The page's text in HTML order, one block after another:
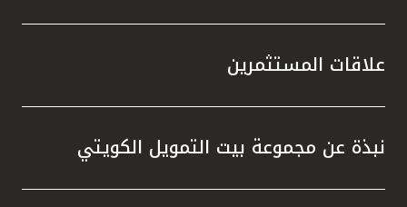
علاقات المستثمرين
نبذة عن مجموعة بيت التمويل الكويتي